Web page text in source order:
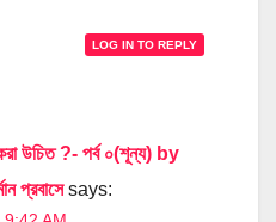
LOG IN TO REPLY
উচিত ?- পর্ব ০(শূন্য) by
প্রবাসে says: